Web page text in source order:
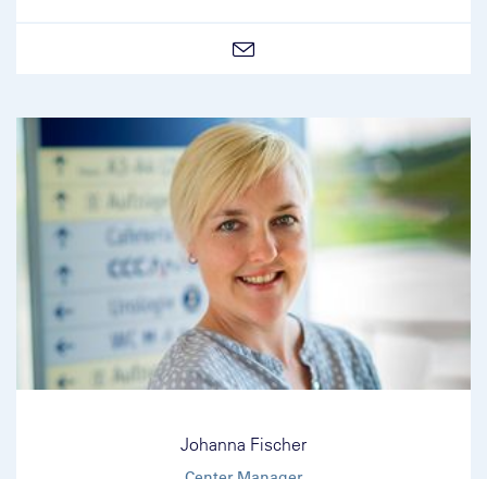
Johanna Fischer